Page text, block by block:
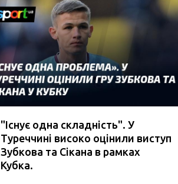
"Існує одна складність". У
Туреччині високо оцінили виступ
Зубкова та Сікана в рамках
Кубка.